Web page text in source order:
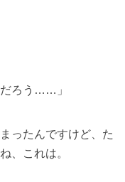
だろう……」
ったんですけど、た
、これは。